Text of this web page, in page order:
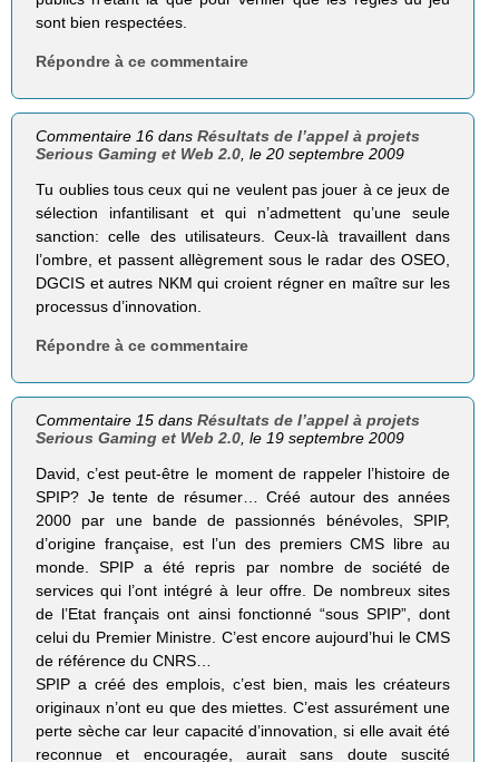
sont bien respectées.
Répondre à ce commentaire
Commentaire 16 dansRésultats de l’appel à projets
Serious Gaming et Web 2.0 , le 20 septembre 2009
Tu oublies tous ceux qui ne veulent pas jouer à ce jeux de
sélection infantilisant et qui n’admettent qu’une seule
sanction: celle des utilisateurs. Ceux-là travaillent dans
l’ombre, et passent allègrement sous le radar des OSEO,
DGCIS et autres NKM qui croient régner en maître sur les
processus d’innovation.
Répondre à ce commentaire
Commentaire 15 dansRésultats de l’appel à projets
Serious Gaming et Web 2.0 , le 19 septembre 2009
David, c’est peut-être le moment de rappeler l’histoire de
SPIP? Je tente de résumer… Créé autour des années
2000 par une bande de passionnés bénévoles, SPIP,
d’origine française, est l’un des premiers CMS libre au
monde. SPIP a été repris par nombre de société de
services qui l’ont intégré à leur offre. De nombreux sites
de l’Etat français ont ainsi fonctionné “sous SPIP”, dont
celui du Premier Ministre. C’est encore aujourd’hui le CMS
de référence du CNRS…
SPIP a créé des emplois, c’est bien, mais les créateurs
originaux n’ont eu que des miettes. C’est assurément une
perte sèche car leur capacité d’innovation, si elle avait été
reconnue et encouragée, aurait sans doute suscité